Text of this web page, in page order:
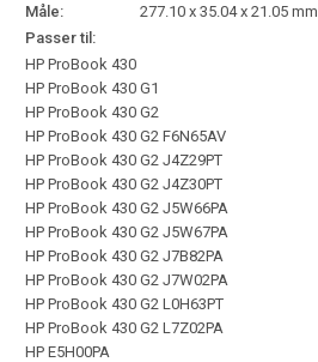
Måle:
277.10 x 35.04 x 21.05 mm
Passer til:
HP ProBook 430
HP ProBook 430 G1
HP ProBook 430 G2
HP ProBook 430 G2 F6N65AV
HP ProBook 430 G2 J4Z29PT
HP ProBook 430 G2 J4Z30PT
HP ProBook 430 G2 J5W66PA
HP ProBook 430 G2 J5W67PA
HP ProBook 430 G2 J7B82PA
HP ProBook 430 G2 J7W02PA
HP ProBook 430 G2 L0H63PT
HP ProBook 430 G2 L7Z02PA
HP E5H00PA